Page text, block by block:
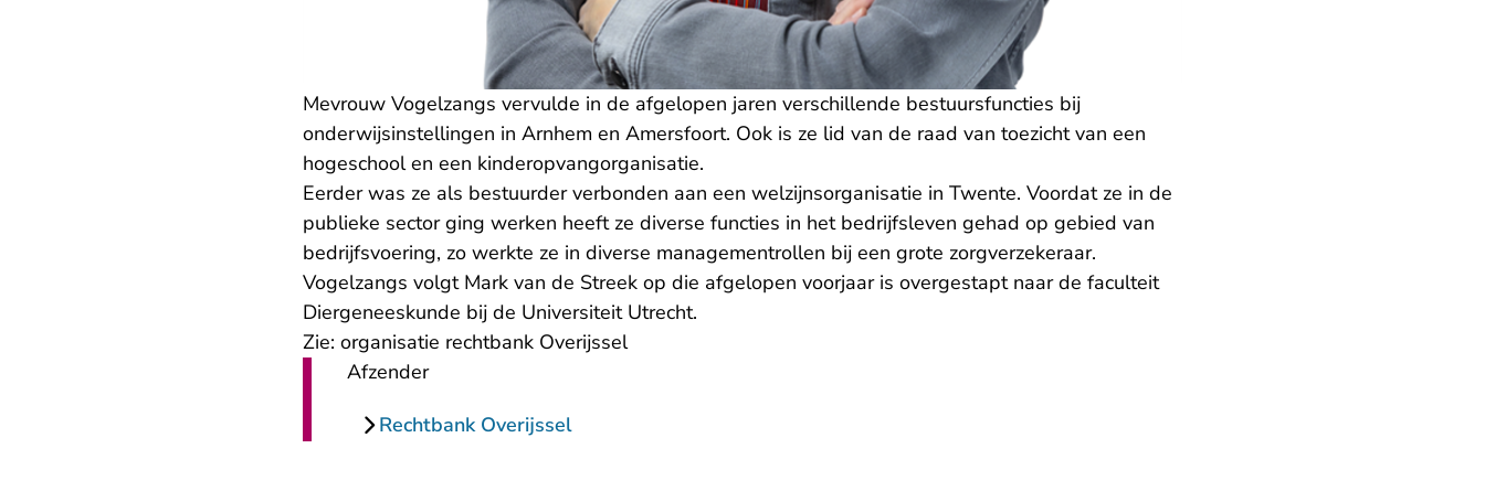
Mevrouw Vogelzangs vervulde in de afgelopen jaren verschillende bestuursfuncties bij
onderwijsinstellingen in Arnhem en Amersfoort. Ook is ze lid van de raad van toezicht van een
hogeschool en een kinderopvangorganisatie.
Eerder was ze als bestuurder verbonden aan een welzijnsorganisatie in Twente. Voordat ze in de
publieke sector ging werken heeft ze diverse functies in het bedrijfsleven gehad op gebied van
bedrijfsvoering, zo werkte ze in diverse managementrollen bij een grote zorgverzekeraar.
Vogelzangs volgt Mark van de Streek op die afgelopen voorjaar is overgestapt naar de faculteit
Diergeneeskunde bij de Universiteit Utrecht.
Zie: organisatie rechtbank Overijssel
Afzender
Rechtbank Overijssel